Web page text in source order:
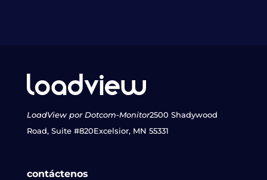
LoadView por Dotcom-Monitor2500 Shadywood
Road, Suite #820Excelsior, MN 55331
contáctenos